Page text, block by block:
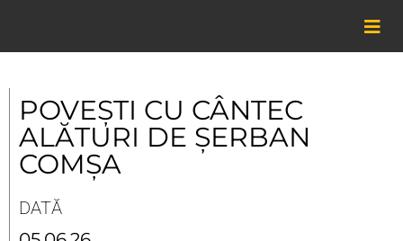
content
POVEȘTI CU CÂNTEC
ALĂTURI DE ȘERBAN
COMȘA
DATĂ